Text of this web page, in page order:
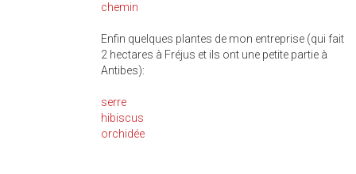
chemin
Enfin quelques plantes de mon entreprise (qui fait
2 hectares à Fréjus et ils ont une petite partie à
Antibes):
serre
hibiscus
orchidée